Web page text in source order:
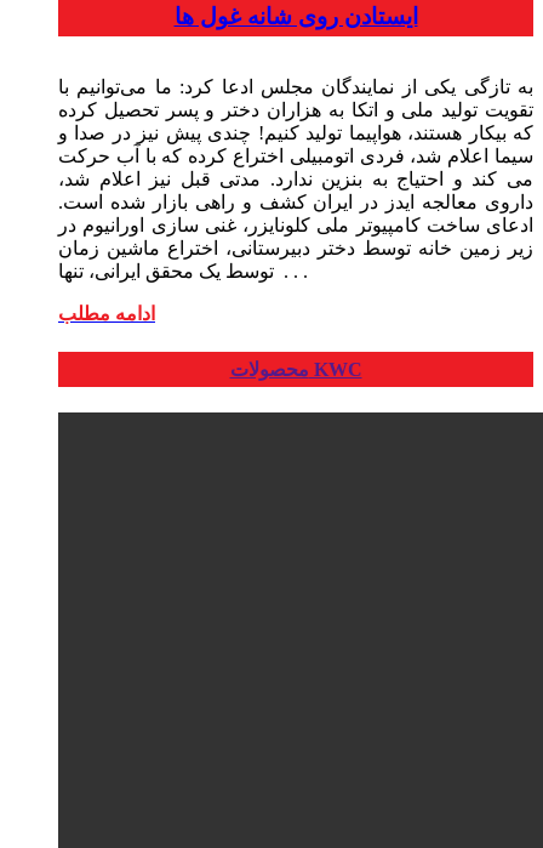
ایستادن روی شانه غول ها
به تازگی یکی از نمایندگان مجلس ادعا کرد: ما می‌توانیم با
تقویت تولید ملی و اتکا به هزاران دختر و پسر تحصیل کرده
که بیکار هستند، هواپیما تولید کنیم! چندی پیش نیز در صدا و
سیما اعلام شد، فردی اتومبیلی اختراع کرده که با آب حرکت
می کند و احتیاج به بنزین ندارد. مدتی قبل نیز اعلام شد،
داروی معالجه ایدز در ایران کشف و راهی بازار شده است.
ادعای ساخت کامپیوتر ملی کلونایزر، غنی سازی اورانیوم در
زیر زمین خانه توسط دختر دبیرستانی، اختراع ماشین زمان
توسط یک محقق ایرانی، تنها . . .
ادامه مطلب
محصولات KWC